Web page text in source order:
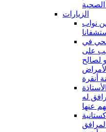
الزيارات
نواب
في
على
لصالح
له